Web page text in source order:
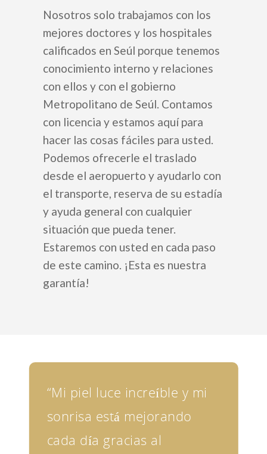
Nosotros solo trabajamos con los
mejores doctores y los hospitales
calificados en Seúl porque tenemos
conocimiento interno y relaciones
con ellos y con el gobierno
Metropolitano de Seúl. Contamos
con licencia y estamos aquí para
hacer las cosas fáciles para usted.
Podemos ofrecerle el traslado
desde el aeropuerto y ayudarlo con
el transporte, reserva de su estadía
y ayuda general con cualquier
situación que pueda tener.
Estaremos con usted en cada paso
de este camino. ¡Esta es nuestra
garantía!
“Mi piel luce increíble y mi
sonrisa está mejorando
cada día gracias al
Koreksi Penglihatan
Rumah Sakit Umum
Perawatan Kulit
Transplantasi Rambut
Non-Bedah
FAQ
Hubungi
+62-8-7777-9-
ALASAN PILIH KOREA
English
Español